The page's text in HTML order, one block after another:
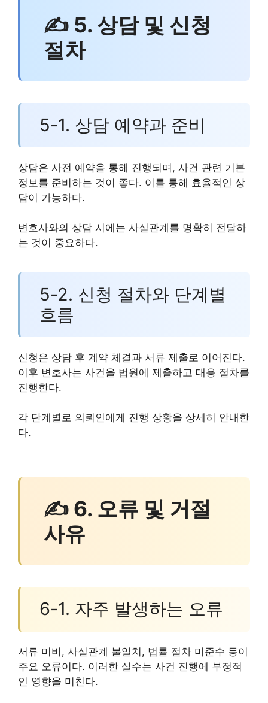
✍ 5. 상담 및 신청
절차
5-1. 상담 예약과 준비
상담은 사전 예약을 통해 진행되며, 사건 관련 기본
정보를 준비하는 것이 좋다. 이를 통해 효율적인 상
담이 가능하다.
변호사와의 상담 시에는 사실관계를 명확히 전달하
는 것이 중요하다.
5-2. 신청 절차와 단계별
흐름
신청은 상담 후 계약 체결과 서류 제출로 이어진다.
이후 변호사는 사건을 법원에 제출하고 대응 절차를
진행한다.
각 단계별로 의뢰인에게 진행 상황을 상세히 안내한
다.
✍ 6. 오류 및 거절
사유
6-1. 자주 발생하는 오류
서류 미비, 사실관계 불일치, 법률 절차 미준수 등이
주요 오류이다. 이러한 실수는 사건 진행에 부정적
인 영향을 미친다.